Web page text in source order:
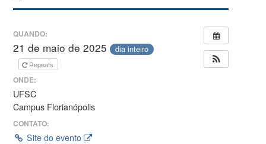
QUANDO:
21 de maio de 2025 dia inteiro
Repeats
ONDE:
UFSC
Campus Florianópolis
CONTATO:
Site do evento